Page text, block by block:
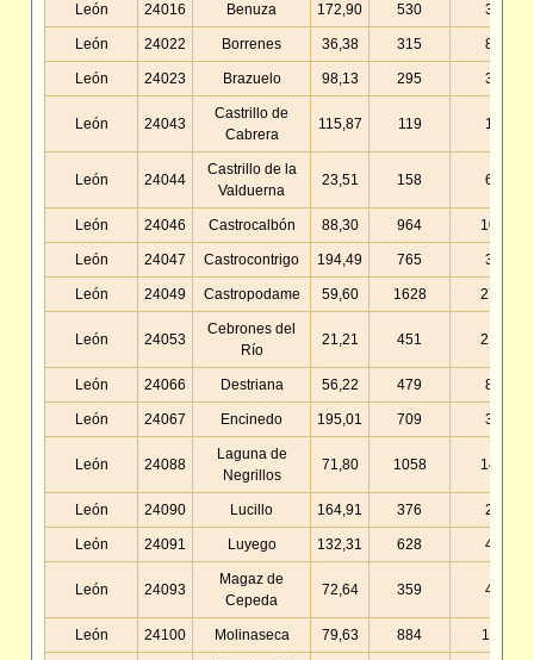
León 24016 Benuza 172,90 530 3,07
León 24022 Borrenes 36,38 315 8,66
León 24023 Brazuelo 98,13 295 3,01
León 24043
Castrillo de
Cabrera
115,87 119 1,03
León 24044
Castrillo de la
Valduerna
23,51 158 6,72
León 24046 Castrocalbón 88,30 964 10,92
León 24047 Castrocontrigo 194,49 765 3,93
León 24049 Castropodame 59,60 1628 27,31
León 24053
Cebrones del
Río
21,21 451 21,26
León 24066 Destriana 56,22 479 8,52
León 24067 Encinedo 195,01 709 3,64
León 24088
Laguna de
Negrillos
71,80 1058 14,73
León 24090 Lucillo 164,91 376 2,28
León 24091 Luyego 132,31 628 4,75
León 24093
Magaz de
Cepeda
72,64 359 4,94
León 24100 Molinaseca 79,63 884 11,10